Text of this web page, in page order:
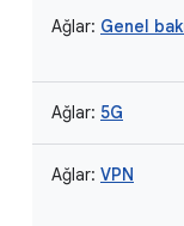
Ağlar: Genel
Ağlar: 5G
Ağlar: VPN